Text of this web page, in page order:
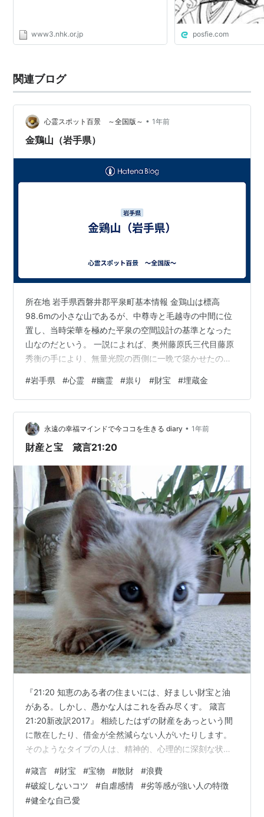
www3.nhk.or.jp posfie.com
関連ブログ
心霊スポット百景 ～全国版～ • 1年前
金鶏山（岩手県）
所在地 岩手県西磐井郡平泉町基本情報 金鶏山は標高
98.6mの小さな山であるが、中尊寺と毛越寺の中間に位
置し、当時栄華を極めた平泉の空間設計の基準となった
山なのだという。 一説によれば、奥州藤原氏三代目藤原
秀衡の手により、無量光院の西側に一晩で築かせたのだ
つの伝説が残る。 それは、黄金造りの雌雄一対の鶏を初
めとする黄金やうるし等の財宝を、藤原氏が子孫のため
に埋蔵したというものだ（金鶏山の名前はこの伝説に由
来するという。）。 そして、この財宝を狙い、何人かが
金鶏山の発掘を試みたそうだ。 ところが、そのような人
#岩手県 #心霊 #幽霊 #祟り #財宝 #埋蔵金
永遠の幸福マインドで今ココを生きる diary • 1年前
財産と宝 箴言21:20
『21:20 知恵のある者の住まいには、好ましい財宝と油
がある。しかし、愚かな人はこれを呑み尽くす。 箴言
21:20新改訳2017』 相続したはずの財産をあっという間
に散在したり、借金が全然減らない人がいたりします。
そのようなタイプの人は、精神的、心理的に深刻な状況
うな財産を持っていたらダメ」という自虐型の状態で
す。 また、ギャンブルなどの刺激を求めるタイプもあり
ますね。 なぜか？ たまに万馬券を引き当てても、その配
#箴言 #財宝 #宝物 #散財 #浪費
#破綻しないコツ #自虐感情 #劣等感が強い人の特徴
#健全な自己愛